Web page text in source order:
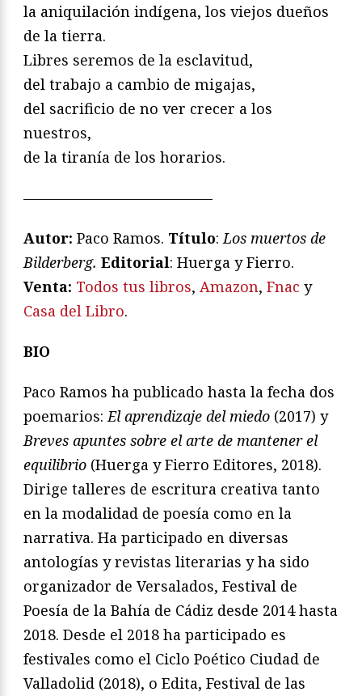
la aniquilación indígena, los viejos dueños
de la tierra.
Libres seremos de la esclavitud,
del trabajo a cambio de migajas,
del sacrificio de no ver crecer a los
nuestros,
de la tiranía de los horarios.
—————————————
Autor: Paco Ramos. Título: Los muertos de
Bilderberg. Editorial: Huerga y Fierro.
Venta: Todos tus libros, Amazon, Fnac y
Casa del Libro.
BIO
Paco Ramos ha publicado hasta la fecha dos
poemarios: El aprendizaje del miedo (2017) y
Breves apuntes sobre el arte de mantener el
equilibrio (Huerga y Fierro Editores, 2018).
Dirige talleres de escritura creativa tanto
en la modalidad de poesía como en la
narrativa. Ha participado en diversas
antologías y revistas literarias y ha sido
organizador de Versalados, Festival de
Poesía de la Bahía de Cádiz desde 2014 hasta
2018. Desde el 2018 ha participado es
festivales como el Ciclo Poético Ciudad de
Valladolid (2018), o Edita, Festival de las